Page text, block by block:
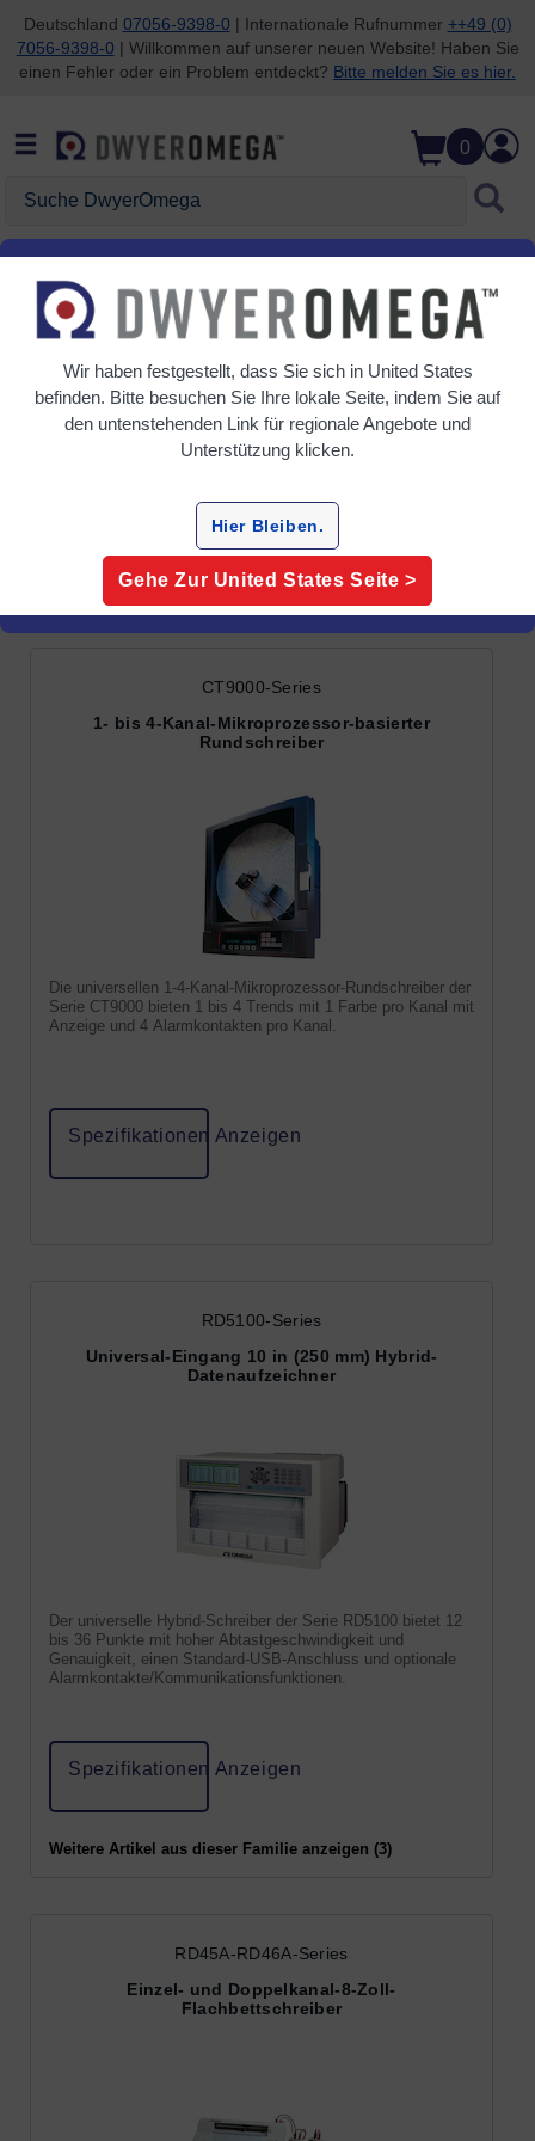
Zum Suchen überspringen
Zum Hauptinhalt überspringen
Zur Navigation überspringen
Deutschland 07056-9398-0 | Internationale Rufnummer ++49 (0)
7056-9398-0 | Willkommen auf unserer neuen Website! Haben Sie
einen Fehler oder ein Problem entdeckt? Bitte melden Sie es hier.
0
Startseite Datenerfassung
Aufzeichnungsgeräte
Hybrid-Papieraufzeichner
Hybrid-Papieraufzeichner
Raster Tabelle
Verfeinern
CT9000-Series
1- bis 4-Kanal-Mikroprozessor-basierter
Rundschreiber
Die universellen 1-4-Kanal-Mikroprozessor-Rundschreiber der
Serie CT9000 bieten 1 bis 4 Trends mit 1 Farbe pro Kanal mit
Anzeige und 4 Alarmkontakten pro Kanal.
Spezifikationen Anzeigen
RD5100-Series
Universal-Eingang 10 in (250 mm) Hybrid-
Datenaufzeichner
Der universelle Hybrid-Schreiber der Serie RD5100 bietet 12
bis 36 Punkte mit hoher Abtastgeschwindigkeit und
Genauigkeit, einen Standard-USB-Anschluss und optionale
Alarmkontakte/Kommunikationsfunktionen.
Spezifikationen Anzeigen
Weitere Artikel aus dieser Familie anzeigen (3)
RD45A-RD46A-Series
Einzel- und Doppelkanal-8-Zoll-
Flachbettschreiber
Wir haben festgestellt, dass Sie sich in United States
befinden. Bitte besuchen Sie Ihre lokale Seite, indem Sie auf
den untenstehenden Link für regionale Angebote und
Unterstützung klicken.
Hier Bleiben.
Gehe Zur United States Seite >